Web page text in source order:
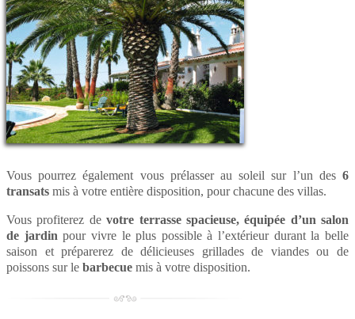
Vous pourrez également vous prélasser au soleil sur l’un des 6
transats mis à votre entière disposition, pour chacune des villas.
Vous profiterez devotre terrasse spacieuse, équipée d’un salon
de jardin pour vivre le plus possible à l’extérieur durant la belle
saison et préparerez de délicieuses grillades de viandes ou de
poissons sur le barbecue mis à votre disposition.